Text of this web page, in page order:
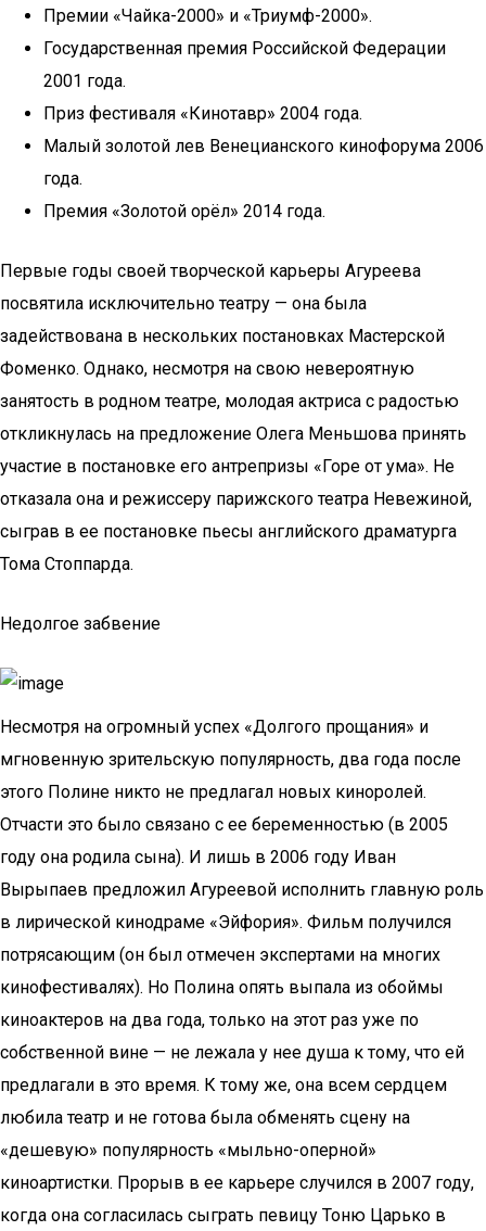
Премии «Чайка-2000» и «Триумф-2000».
Государственная премия Российской Федерации
2001 года.
Приз фестиваля «Кинотавр» 2004 года.
Малый золотой лев Венецианского кинофорума 2006
года.
Премия «Золотой орёл» 2014 года.
Первые годы своей творческой карьеры Агуреева
посвятила исключительно театру — она была
задействована в нескольких постановках Мастерской
Фоменко. Однако, несмотря на свою невероятную
занятость в родном театре, молодая актриса с радостью
откликнулась на предложение Олега Меньшова принять
участие в постановке его антрепризы «Горе от ума». Не
отказала она и режиссеру парижского театра Невежиной,
сыграв в ее постановке пьесы английского драматурга
Тома Стоппарда.
Недолгое забвение
Несмотря на огромный успех «Долгого прощания» и
мгновенную зрительскую популярность, два года после
этого Полине никто не предлагал новых киноролей.
Отчасти это было связано с ее беременностью (в 2005
году она родила сына). И лишь в 2006 году Иван
Вырыпаев предложил Агуреевой исполнить главную роль
в лирической кинодраме «Эйфория». Фильм получился
потрясающим (он был отмечен экспертами на многих
кинофестивалях). Но Полина опять выпала из обоймы
киноактеров на два года, только на этот раз уже по
собственной вине — не лежала у нее душа к тому, что ей
предлагали в это время. К тому же, она всем сердцем
любила театр и не готова была обменять сцену на
«дешевую» популярность «мыльно-оперной»
киноартистки. Прорыв в ее карьере случился в 2007 году,
когда она согласилась сыграть певицу Тоню Царько в